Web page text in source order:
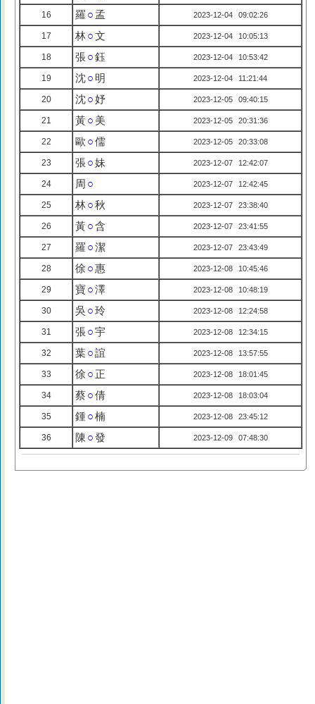
16 羅 ○ 孟 2023-12-04 09:02:26
17 林○文 2023-12-04 10:05:13
18 張○鈺 2023-12-04 10:53:42
19 沈○ 明 2023-12-04 11:21:44
20 沈○妤 2023-12-05 09:40:15
21 黃○ 美 2023-12-05 20:31:36
22 歐 ○儒 2023-12-05 20:33:08
23 張○妹 2023-12-07 12:42:07
24 周 ○ 2023-12-07 12:42:45
25 林○秋 2023-12-07 23:38:40
26 黃○含 2023-12-07 23:41:55
27 羅 ○潔 2023-12-07 23:43:49
28 徐 ○惠 2023-12-08 10:45:46
29 寶○澤 2023-12-08 10:48:19
30 吳 ○玲 2023-12-08 12:24:58
31 張○宇 2023-12-08 12:34:15
32 葉○誼 2023-12-08 13:57:55
33 徐 ○ 正 2023-12-08 18:01:45
34 蔡○倩 2023-12-08 18:03:04
35 鍾○楠 2023-12-08 23:45:12
36 陳 ○發 2023-12-09 07:48:30